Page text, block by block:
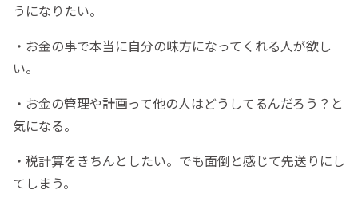
うになりたい。
・お金の事で本当に自分の味方になってくれる人が欲し
い。
・お金の管理や計画って他の人はどうしてるんだろう？と
気になる。
・税計算をきちんとしたい。でも面倒と感じて先送りにし
てしまう。